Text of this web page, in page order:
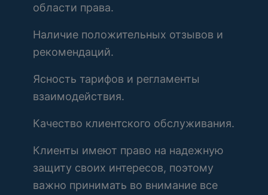
области права.
Наличие положительных отзывов и
рекомендаций.
Ясность тарифов и регламенты
взаимодействия.
Качество клиентского обслуживания.
Клиенты имеют право на надежную
защиту своих интересов, поэтому
важно принимать во внимание все